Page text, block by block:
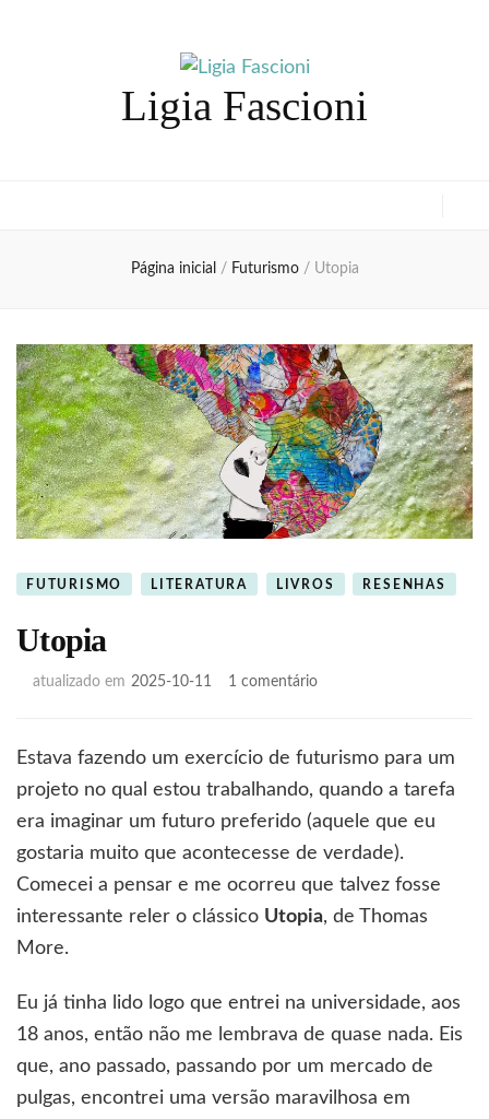
Ligia Fascioni
Página inicial / Futurismo / Utopia
FUTURISMO LITERATURA LIVROS RESENHAS
Utopia
atualizado em 2025-10-11 1 comentárioem
Estava fazendo um exercício de futurismo para um
projeto no qual estou trabalhando, quando a tarefa
era imaginar um futuro preferido (aquele que eu
gostaria muito que acontecesse de verdade).
Comecei a pensar e me ocorreu que talvez fosse
interessante reler o clássico Utopia, de Thomas
More.
Eu já tinha lido logo que entrei na universidade, aos
18 anos, então não me lembrava de quase nada. Eis
que, ano passado, passando por um mercado de
pulgas, encontrei uma versão maravilhosa em